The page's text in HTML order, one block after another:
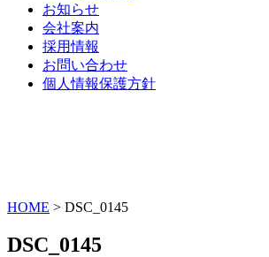
お知らせ
会社案内
採用情報
お問い合わせ
個人情報保護方針
HOME > DSC_0145
DSC_0145